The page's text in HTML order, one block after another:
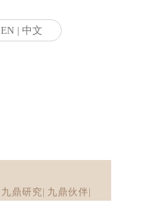
EN| 中文
九鼎研究 九鼎伙伴